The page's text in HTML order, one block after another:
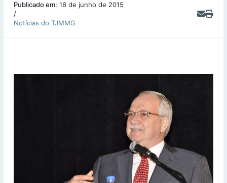
Publicado em: 16 de junho de 2015
/
Notícias do TJMMG